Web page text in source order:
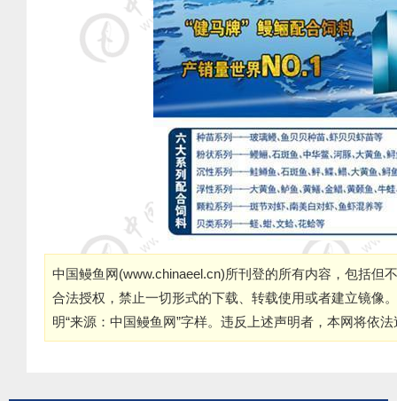
中国鳗鱼网(www.chinaeel.cn)所刊登的所有内容，包括但
合法授权，禁止一切形式的下载、转载使用或者建立镜像
明“来源：中国鳗鱼网”字样。违反上述声明者，本网将依